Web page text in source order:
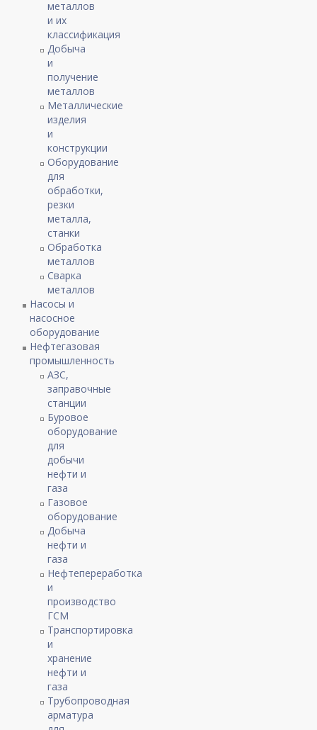
металлов
и их
классификация
Добыча
и
получение
металлов
Металлические
изделия
и
конструкции
Оборудование
для
обработки,
резки
металла,
станки
Обработка
металлов
Сварка
металлов
Насосы и
насосное
оборудование
Нефтегазовая
промышленность
АЗС,
заправочные
станции
Буровое
оборудование
для
добычи
нефти и
газа
Газовое
оборудование
Добыча
нефти и
газа
Нефтепереработка
и
производство
ГСМ
Транспортировка
и
хранение
нефти и
газа
Трубопроводная
арматура